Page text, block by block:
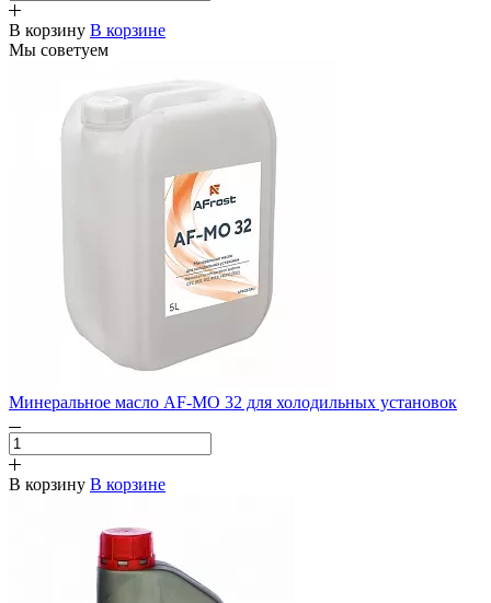
В корзину В корзине
Мы советуем
Минеральное масло AF-MO 32 для холодильных установок
В корзину В корзине